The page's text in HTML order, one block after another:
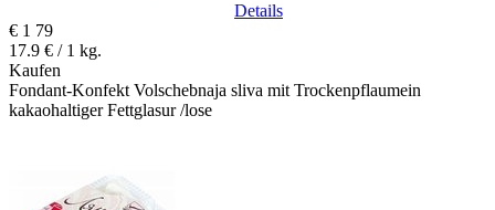
Details
€ 1 79
17.9 € / 1 kg.
Kaufen
Fondant-Konfekt Volschebnaja sliva mit Trockenpflaumein
kakaohaltiger Fettglasur /lose